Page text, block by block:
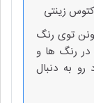
زینتی
توی رنگ
رنگ ها و
به دنبال